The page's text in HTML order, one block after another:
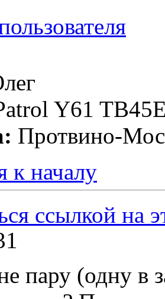
Y61
Протвино-
к началу
пару (одну в